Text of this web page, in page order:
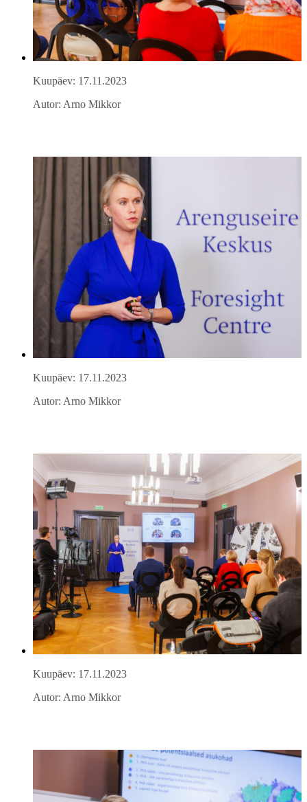
Kuupäev: 17.11.2023
Autor: Arno Mikkor
Kuupäev: 17.11.2023
Autor: Arno Mikkor
Kuupäev: 17.11.2023
Autor: Arno Mikkor